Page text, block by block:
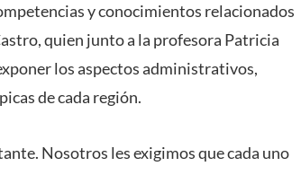
y conocimientos relacionados
quien junto a la profesora Patricia
los aspectos administrativos,
de cada región.
Nosotros les exigimos que cada uno